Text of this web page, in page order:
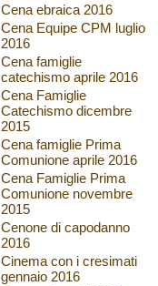
Cena ebraica 2016
Cena Equipe CPM luglio
2016
Cena famiglie
catechismo aprile 2016
Cena Famiglie
Catechismo dicembre
2015
Cena famiglie Prima
Comunione aprile 2016
Cena Famiglie Prima
Comunione novembre
2015
Cenone di capodanno
2016
Cinema con i cresimati
gennaio 2016